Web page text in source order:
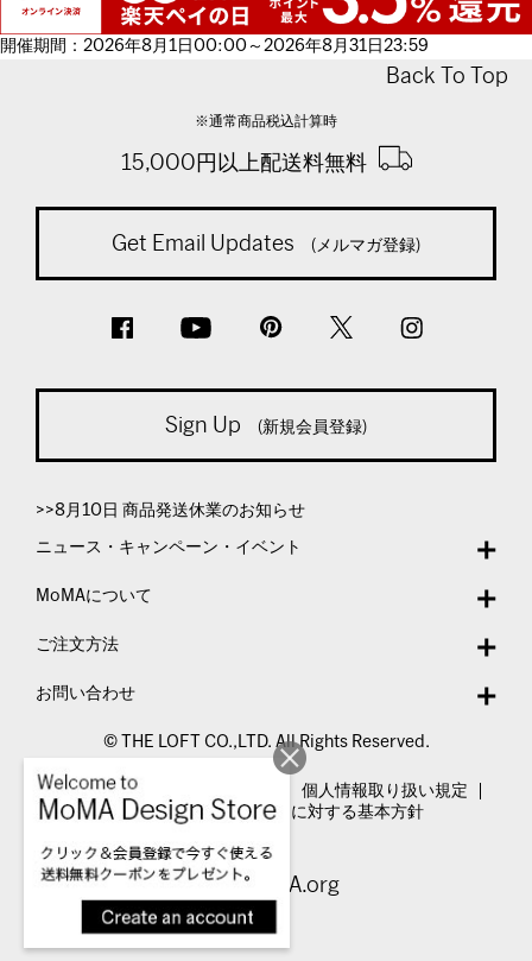
開催期間：2026年8月1日00:00～2026年8月31日23:59
Back To Top
※通常商品税込計算時
15,000円以上配送料無料
Get Email Updates (メルマガ登録)
Sign Up (新規会員登録)
>>8月10日 商品発送休業のお知らせ
ニュース・キャンペーン・イベント
MoMAについて
ご注文方法
お問い合わせ
© THE LOFT CO.,LTD. All Rights Reserved.
特定商取引法表示
個人情報取り扱い規定
カスタマーハラスメントに対する基本方針
Visit MoMA.org